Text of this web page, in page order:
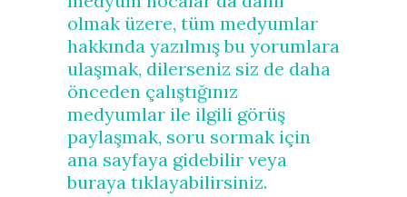
olmak üzere, tüm medyumlar
hakkında yazılmış bu yorumlara
ulaşmak, dilerseniz siz de daha
önceden çalıştığınız
medyumlar ile ilgili görüş
paylaşmak, soru sormak için
ana sayfaya gidebilir veya
buraya tıklayabilirsiniz.